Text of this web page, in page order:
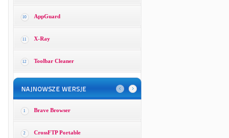
10 AppGuard
11 X-Ray
12 Toolbar Cleaner
1 Brave Browser
2 CrossFTP Portable